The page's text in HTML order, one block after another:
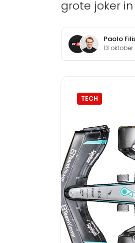
grote joker
Paolo
13 oktober
TECH